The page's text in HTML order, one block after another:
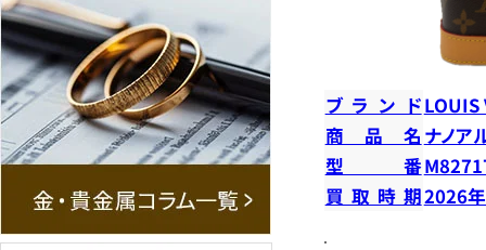
ブランドLOUIS
商品名 ナノア
型番
買取時期2026